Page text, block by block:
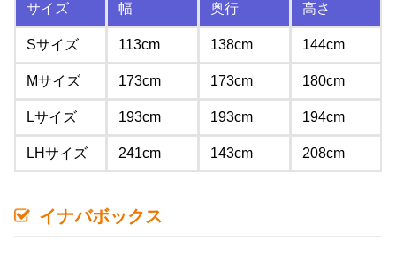
サイズ 幅 奥行 高さ
Sサイズ 113cm 138cm 144cm
Mサイズ 173cm 173cm 180cm
Lサイズ 193cm 193cm 194cm
LHサイズ 241cm 143cm 208cm
イナバボックス